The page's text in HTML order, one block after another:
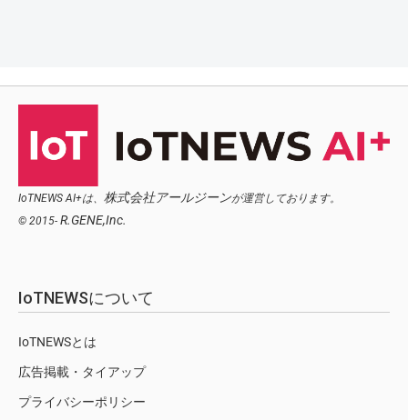
IoTNEWS AI+は、 株式会社アールジーンが運営しております。
© 2015- R.GENE,Inc.
IoTNEWSについて
IoTNEWSとは
広告掲載・タイアップ
プライバシーポリシー